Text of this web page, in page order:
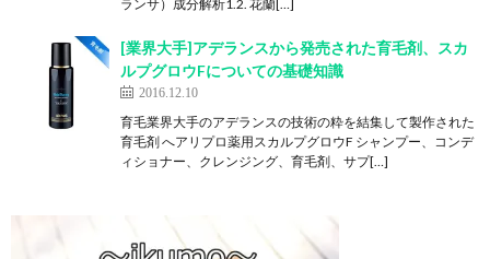
ランサ）成分解析1.2. 花蘭[…]
[業界大手]アデランスから発売された育毛剤、スカ
ルプグロウFについての基礎知識
2016.12.10
育毛業界大手のアデランスの技術の粋を結集して製作された
育毛剤 へアリプロ薬用スカルプグロウF シャンプー、コンデ
ィショナー、クレンジング、育毛剤、サプ[…]